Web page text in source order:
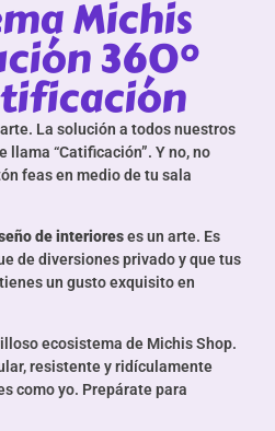
Michis
360°
La solución a todos nuestros
llama “Catificación”. Y no, no
feas en medio de tu sala
de interioreses un arte. Es
de diversiones privado y que tus
un gusto exquisito en
ecosistema de Michis Shop.
resistente y ridículamente
como yo. Prepárate para